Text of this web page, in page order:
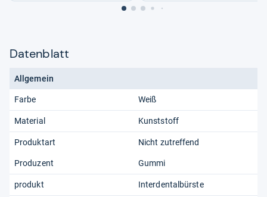
Datenblatt
Allgemein
Farbe Weiß
Material Kunststoff
Produktart Nicht zutreffend
Produzent Gummi
produkt Interdentalbürste